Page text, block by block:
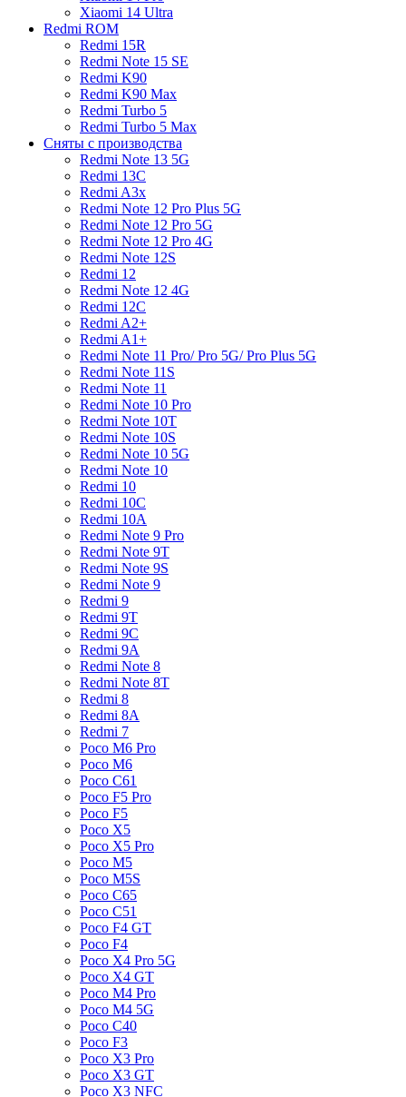
Xiaomi 14 Ultra
Redmi ROM
Redmi 15R
Redmi Note 15 SE
Redmi K90
Redmi K90 Max
Redmi Turbo 5
Redmi Turbo 5 Max
Сняты с производства
Redmi Note 13 5G
Redmi 13C
Redmi A3x
Redmi Note 12 Pro Plus 5G
Redmi Note 12 Pro 5G
Redmi Note 12 Pro 4G
Redmi Note 12S
Redmi 12
Redmi Note 12 4G
Redmi 12C
Redmi A2+
Redmi A1+
Redmi Note 11 Pro/ Pro 5G/ Pro Plus 5G
Redmi Note 11S
Redmi Note 11
Redmi Note 10 Pro
Redmi Note 10T
Redmi Note 10S
Redmi Note 10 5G
Redmi Note 10
Redmi 10
Redmi 10C
Redmi 10A
Redmi Note 9 Pro
Redmi Note 9T
Redmi Note 9S
Redmi Note 9
Redmi 9
Redmi 9T
Redmi 9C
Redmi 9A
Redmi Note 8
Redmi Note 8T
Redmi 8
Redmi 8A
Redmi 7
Poco M6 Pro
Poco M6
Poco C61
Poco F5 Pro
Poco F5
Poco X5
Poco X5 Pro
Poco M5
Poco M5S
Poco C65
Poco C51
Poco F4 GT
Poco F4
Poco X4 Pro 5G
Poco X4 GT
Poco M4 Pro
Poco M4 5G
Poco C40
Poco F3
Poco X3 Pro
Poco X3 GT
Poco X3 NFC